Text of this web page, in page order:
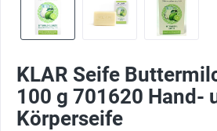
KLAR Seife
100 g 701620 Hand-
Körperseife